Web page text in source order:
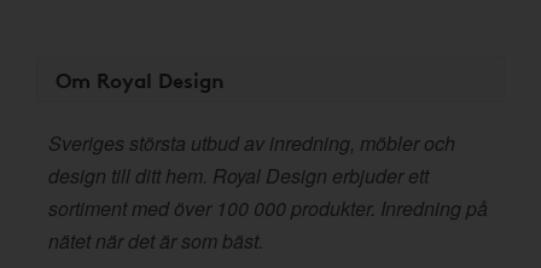
Om Royal Design
Sveriges största utbud av inredning, möbler och
design till ditt hem. Royal Design erbjuder ett
sortiment med över 100 000 produkter. Inredning på
nätet när det är som bäst.